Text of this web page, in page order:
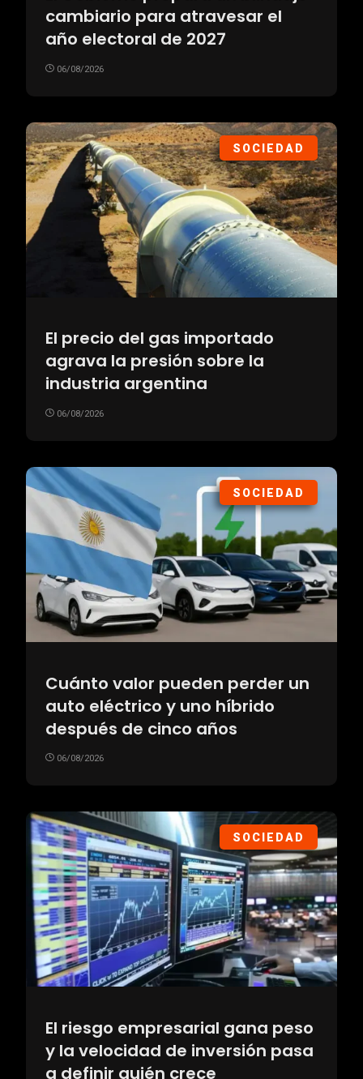
cambiario para atravesar el
año electoral de 2027
06/08/2026
SOCIEDAD
El precio del gas importado
agrava la presión sobre la
industria argentina
06/08/2026
SOCIEDAD
Cuánto valor pueden perder un
auto eléctrico y uno híbrido
después de cinco años
06/08/2026
SOCIEDAD
El riesgo empresarial gana peso
y la velocidad de inversión pasa
a definir quién crece